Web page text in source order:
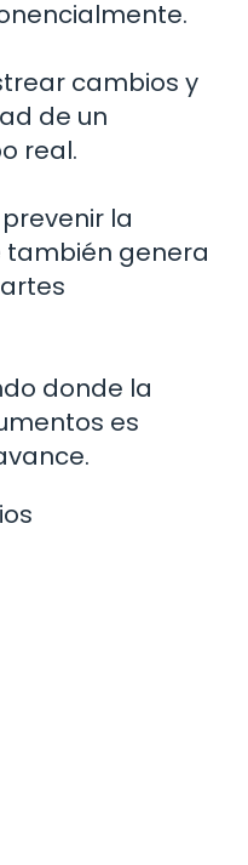
cambios y
de un
real.
la
también genera
donde la
es